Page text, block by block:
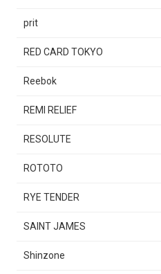
prit
RED CARD TOKYO
Reebok
REMI RELIEF
RESOLUTE
ROTOTO
RYE TENDER
SAINT JAMES
Shinzone